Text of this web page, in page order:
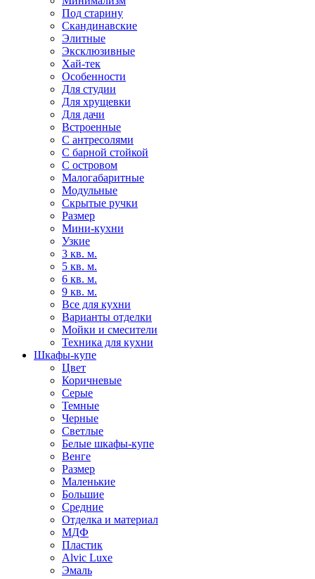
Под старину
Скандинавские
Элитные
Эксклюзивные
Хай-тек
Особенности
Для студии
Для хрущевки
Для дачи
Встроенные
С антресолями
С барной стойкой
С островом
Малогабаритные
Модульные
Скрытые ручки
Размер
Мини-кухни
Узкие
3 кв. м.
5 кв. м.
6 кв. м.
9 кв. м.
Все для кухни
Варианты отделки
Мойки и смесители
Техника для кухни
Шкафы-купе
Цвет
Коричневые
Серые
Темные
Черные
Светлые
Белые шкафы-купе
Венге
Размер
Маленькие
Большие
Средние
Отделка и материал
МДФ
Пластик
Alvic Luxe
Эмаль